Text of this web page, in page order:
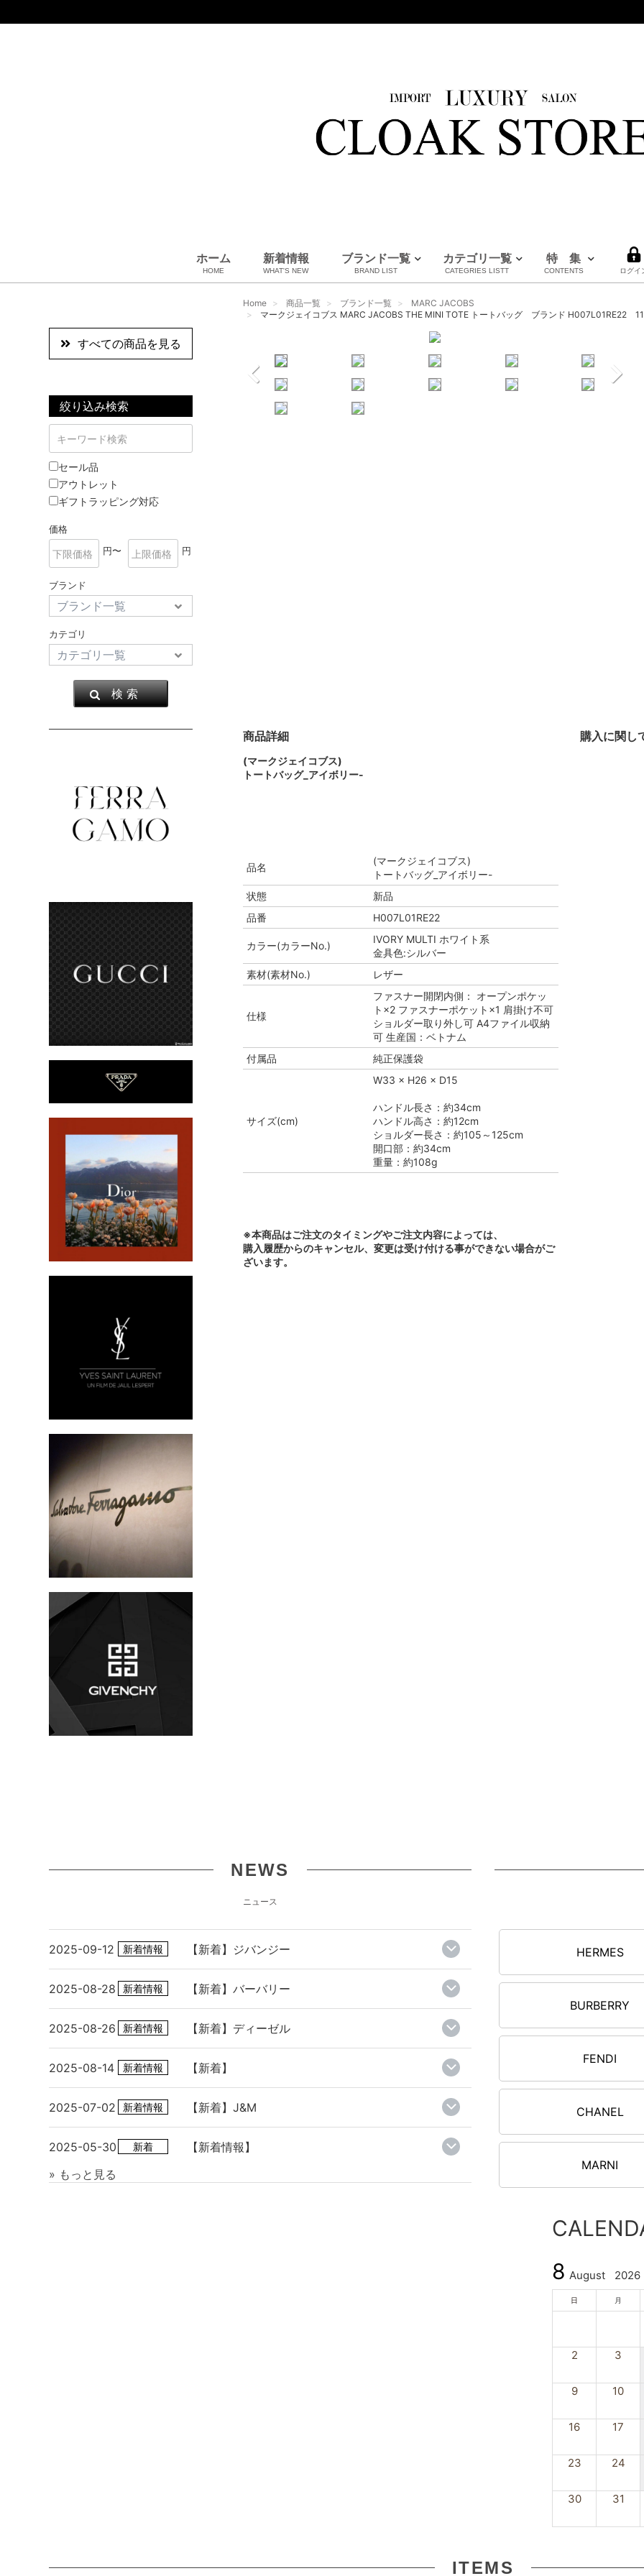
ホーム
HOME
新着情報
WHAT'S NEW
ブランド一覧
BRAND LIST
エルメス
ルイヴィトン
バーバリー
プラダ
フェンディ
メゾンマルジェラ
シャネル
エムエムシックス
マルニ
全てのブランドを見る
カテゴリ一覧
CATEGRIES LISTT
コート、上着
雑貨・その他
バッグ＆ポーチ
アロマ＆フレグランス
特 集
CONTENTS ログイ
Home 商品一覧 ブランド一覧
MARC JACOBS
マークジェイコブス MARC JACOBS THE MINI TOTE トートバッグ ブランド H007L01RE22
すべての商品を見る
絞り込み検索
セール品
アウトレット
ギフトラッピング対応
価格
円〜
円
ブランド
カテゴリ
検 索
商品詳細 購入に関し
(マークジェイコブス)
トートバッグ_アイボリー-
品名
(マークジェイコブス)
トートバッグ_アイボリー-
状態
新品
品番
H007L01RE22
カラー(カラーNo.)
IVORY MULTI ホワイト系
金具色:シルバー
素材(素材No.)
レザー
仕様
ファスナー開閉内側： オープンポケッ
ト×2 ファスナーポケット×1 肩掛け不可
ショルダー取り外し可 A4ファイル収納
可 生産国：ベトナム
付属品
純正保護袋
サイズ(cm)
W33 × H26 × D15
ハンドル長さ：約34cm
ハンドル高さ：約12cm
ショルダー長さ：約105～125cm
開口部：約34cm
重量：約108g
※本商品はご注文のタイミングやご注文内容によっては、
購入履歴からのキャンセル、変更は受け付ける事ができない場合がご
ざいます。
NEWS
ニュース
2025-09-12 新着情報 【新着】ジバンジー
2025-08-28 新着情報 【新着】バーバリー
2025-08-26 新着情報 【新着】ディーゼル
2025-08-14 新着情報 【新着】
2025-07-02 新着情報 【新着】J&M
2025-05-30 新着
【新着情報】
» もっと見る
HERMES
BURBERRY
FENDI
CHANEL
MARNI
8 August 2026
日 月
2 3
9 10
16 17
23 24
30 31
ITEMS